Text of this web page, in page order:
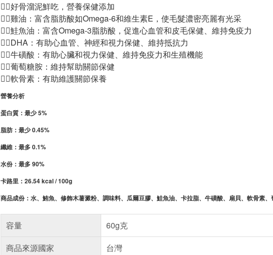
👉🏻好骨溜泥鮮吃，營養保健添加
👉🏻雞油：富含脂肪酸如Omega-6和維生素E，使毛髮濃密亮麗有光采
👉🏻鮭魚油：富含Omega-3脂肪酸，促進心血管和皮毛保健、維持免疫力
👉🏻DHA：有助心血管、神經和視力保健、維持抵抗力
👉🏻牛磺酸：有助心臟和視力保健、維持免疫力和生殖機能
👉🏻葡萄糖胺：維持幫助關節保健
👉🏻軟骨素：有助維護關節保養
營養分析
蛋白質：最少 5%
脂肪：最少 0.45%
纖維：最多 0.1%
水份 ： 最多 90%
卡路里 ： 26.54 kcal / 100g
商品成份： 水、鮪魚、修飾木薯澱粉、調味料、瓜爾豆膠、鮭魚油、卡拉脂、牛磺酸、扇貝、軟骨素、
容量
60g克
商品來源國家
台灣